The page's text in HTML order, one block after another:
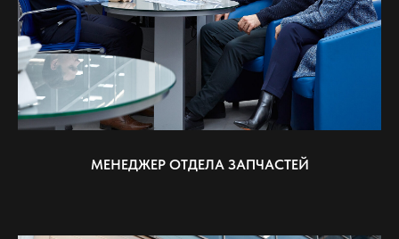
МЕНЕДЖЕР ОТДЕЛА ЗАПЧАСТЕЙ